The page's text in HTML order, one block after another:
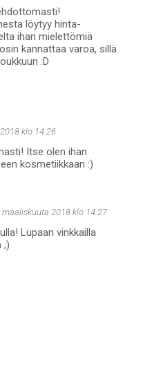
löytyy hinta-
ihan mielettömiä
kannattaa varoa, sillä
:D
klo 14.26
Itse olen ihan
kosmetiikkaan :)
maaliskuuta 2018 klo 14.27
Lupaan vinkkailla
;)